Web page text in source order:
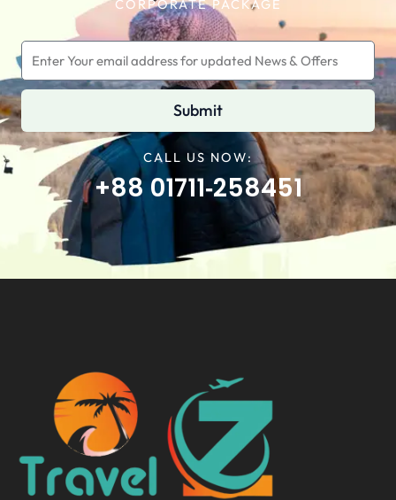
CORPORATE PACKAGE
Submit
CALL US NOW:
+88 01711‑258451